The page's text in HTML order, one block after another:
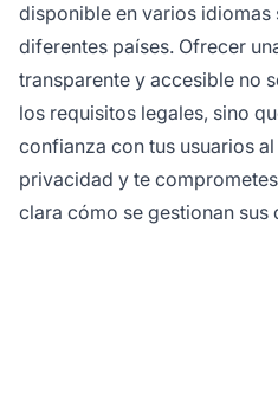
disponible en varios idiomas
diferentes países. Ofrecer
transparente y accesible no
los requisitos legales, sino
confianza con tus usuarios
privacidad y te
clara cómo se gestionan sus